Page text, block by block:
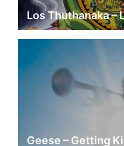
Los Thuthanaka –
Geese – Getting